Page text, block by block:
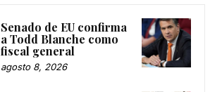
Senado de EU confirma
a Todd Blanche como
fiscal general
agosto 8, 2026